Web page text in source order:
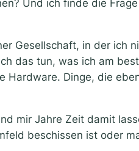
Und ich finde die
Gesellschaft, in der ich
das tun, was ich am
Dinge, die
mir Jahre Zeit damit
beschissen ist oder